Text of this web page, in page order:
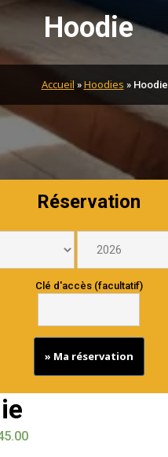
Hoodie
Accueil » Hoodies » Hoodie
Réservation
Clé d'accès (facultatif)
» Ma réservation